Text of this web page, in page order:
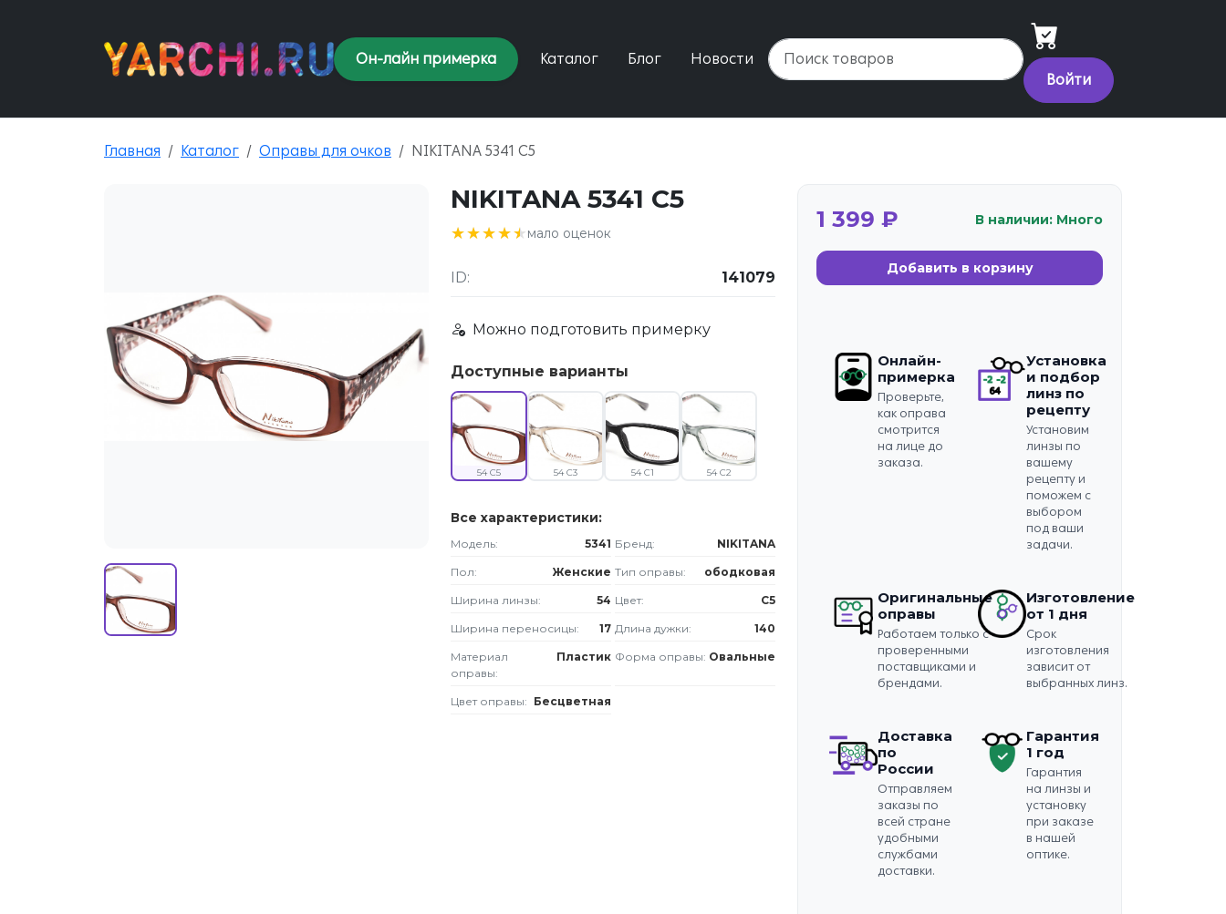
Он-лайн примерка Каталог Блог
Новости
Войти
Главная Каталог Оправы для очков NIKITANA 5341 C5
NIKITANA 5341 C5
★★★★★
★★★★★мало оценок
ID: 141079
Можно подготовить примерку
Доступные варианты
54 C5 54 C3 54 C1 54 C2
Все характеристики:
Модель: 5341 Бренд: NIKITANA
Пол: Женские Тип оправы: ободковая
Ширина линзы: 54 Цвет: C5
Ширина переносицы: 17 Длина дужки: 140
Материал
оправы:
Пластик Форма оправы: Овальные
Цвет оправы: Бесцветная
1 399 ₽ В наличии: Много
Добавить в корзину
Онлайн-
примерка
Проверьте,
как оправа
смотрится
на лице до
заказа.
Установка
и подбор
линз по
рецепту
Установим
линзы по
вашему
рецепту и
поможем с
выбором
под ваши
задачи.
Оригинальные
оправы
Работаем только с
проверенными
поставщиками и
брендами.
Изготовление
от 1 дня
Срок
изготовления
зависит от
выбранных линз.
Доставка
по
России
Отправляем
заказы по
всей стране
удобными
службами
доставки.
Гарантия
1 год
Гарантия
на линзы и
установку
при заказе
в нашей
оптике.